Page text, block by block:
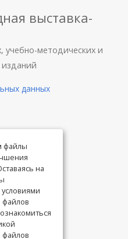
выставка-
учебно-методических и
данных
файлы
на
условиями
файлов
файлов